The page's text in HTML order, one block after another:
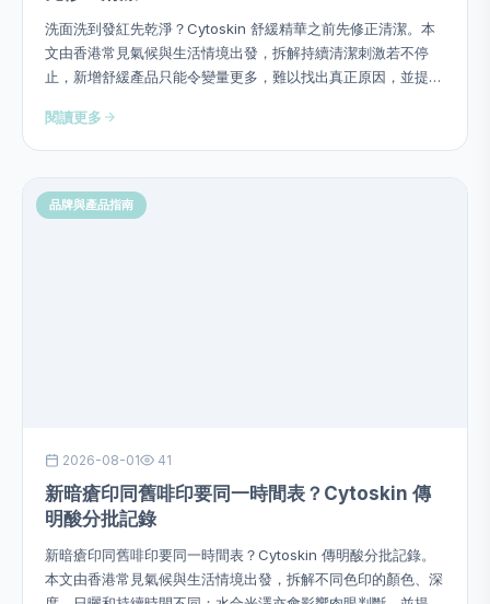
洗面洗到發紅先乾淨？Cytoskin 舒緩精華之前先修正清潔。本
文由香港常見氣候與生活情境出發，拆解持續清潔刺激若不停
止，新增舒緩產品只能令變量更多，難以找出真正原因，並提供
或作過度功效承諾。
閱讀更多
品牌與產品指南
2026-08-01 41
新暗瘡印同舊啡印要同一時間表？Cytoskin 傳
明酸分批記錄
新暗瘡印同舊啡印要同一時間表？Cytoskin 傳明酸分批記錄。
本文由香港常見氣候與生活情境出發，拆解不同色印的顏色、深